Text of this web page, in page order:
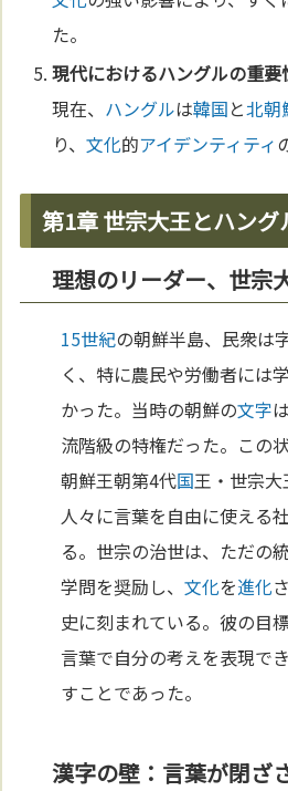
た。
現代におけるハングルの重要
現在、 ハングルは韓国と北朝
り、文化的アイデンティティ
第1章 世宗大王とハン
理想のリーダー、世宗
15世紀の朝鮮半島、民衆は
く、特に農民や労働者には
かった。当時の朝鮮の文字
流階級の特権だった。この
朝鮮王朝第4代国王・世宗
人々に言葉を自由に使える
る。世宗の治世は、ただの
学問を奨励し、文化を進化
史に刻まれている。彼の目標
言葉で自分の考えを表現で
すことであった。
漢字の壁：言葉が閉ざ